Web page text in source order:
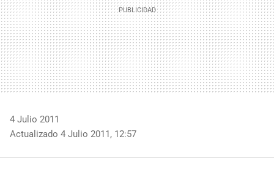
4 Julio 2011
Actualizado 4 Julio 2011, 12:57